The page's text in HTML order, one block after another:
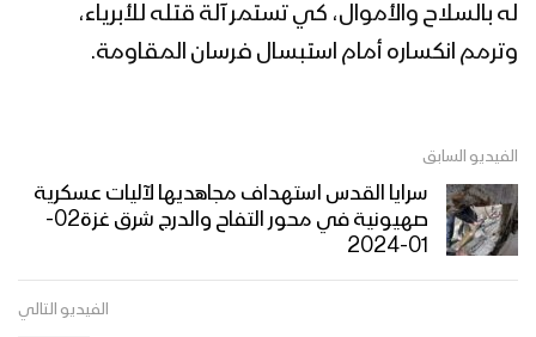
له بالسلاح والأموال، كي تستمر آلة قتله للأبرياء،
وترمم انكساره أمام استبسال فرسان المقاومة.
الفيديو السابق
سرايا القدس استهداف مجاهديها لآليات عسكرية
صهيونية في محور التفاح والدرج شرق غزة02-
01-2024
الفيديو التالي